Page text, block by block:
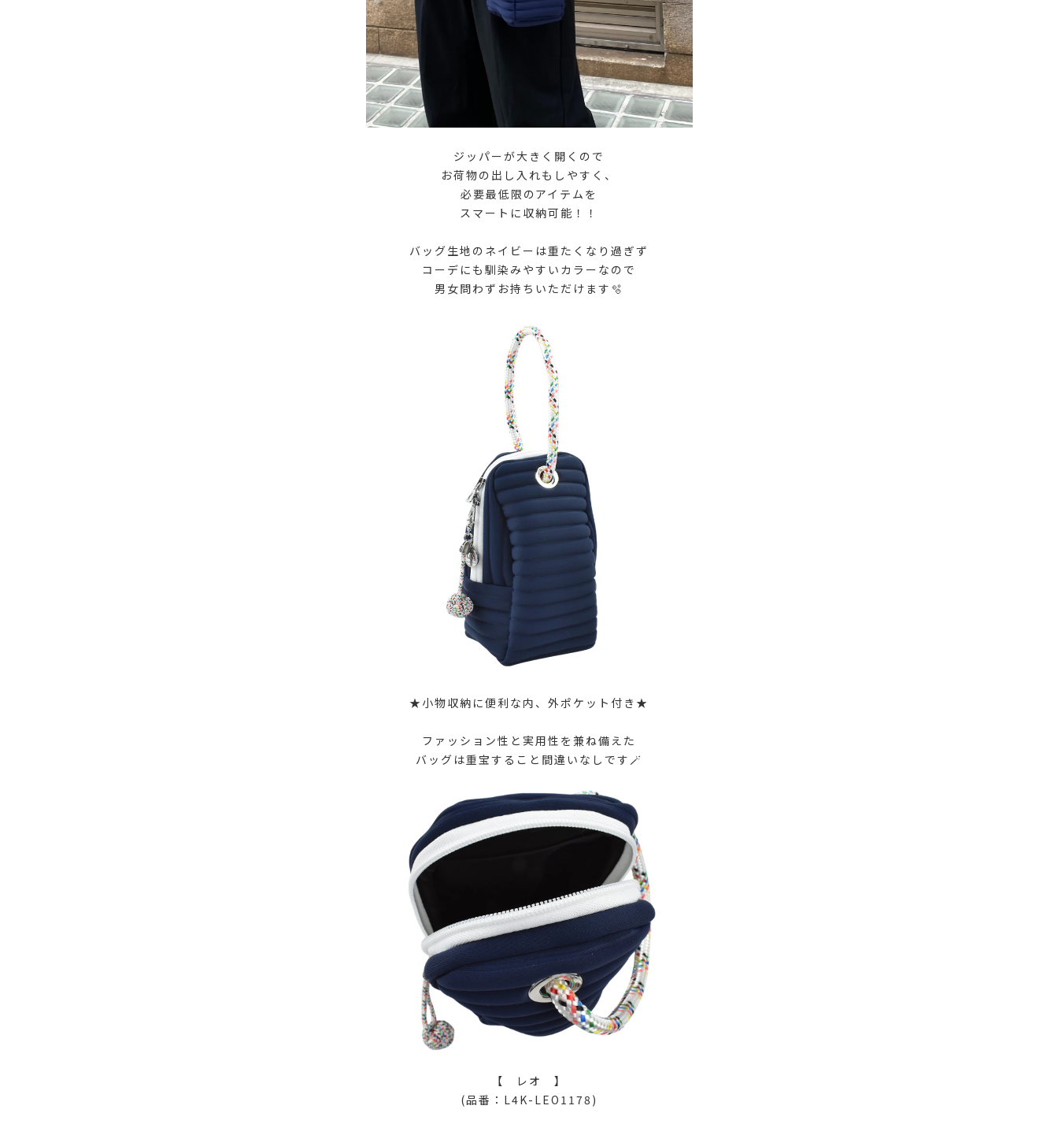
ジッパーが大きく開くので
お荷物の出し入れもしやすく、
必要最低限のアイテムを
スマートに収納可能！！
バッグ生地のネイビーは重たくなり過ぎず
コーデにも馴染みやすいカラーなので
男女問わずお持ちいただけます🫧
★小物収納に便利な内、外ポケット付き★
ファッション性と実用性を兼ね備えた
バッグは重宝すること間違いなしです🪄
【 レオ 】
(品番：L4K-LEO1178)